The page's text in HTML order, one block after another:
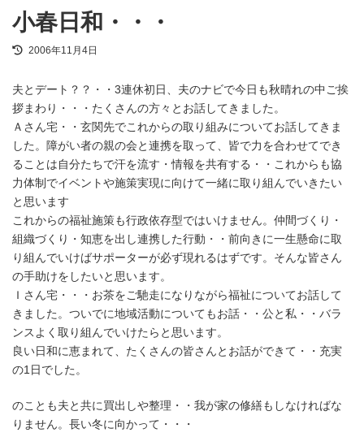
小春日和・・・
最
新
日
:
2006年11月4日
夫とデート？？・・3連休初日、夫のナビで今日も秋晴れの中ご挨
拶まわり・・・たくさんの方々とお話してきました。
Ａさん宅・・玄関先でこれからの取り組みについてお話してきま
した。障がい者の親の会と連携を取って、皆で力を合わせてでき
ることは自分たちで汗を流す・情報を共有する・・これからも協
力体制でイベントや施策実現に向けて一緒に取り組んでいきたい
と思います
これからの福祉施策も行政依存型ではいけません。仲間づくり・
組織づくり・知恵を出し連携した行動・・前向きに一生懸命に取
り組んでいけばサポーターが必ず現れるはずです。そんな皆さん
の手助けをしたいと思います。
Ｉさん宅・・・お茶をご馳走になりながら福祉についてお話して
きました。ついでに地域活動についてもお話・・公と私・・バラ
ンスよく取り組んでいけたらと思います。
良い日和に恵まれて、たくさんの皆さんとお話ができて・・充実
の1日でした。
のことも夫と共に買出しや整理・・我が家の修繕もしなければな
りません。長い冬に向かって・・・